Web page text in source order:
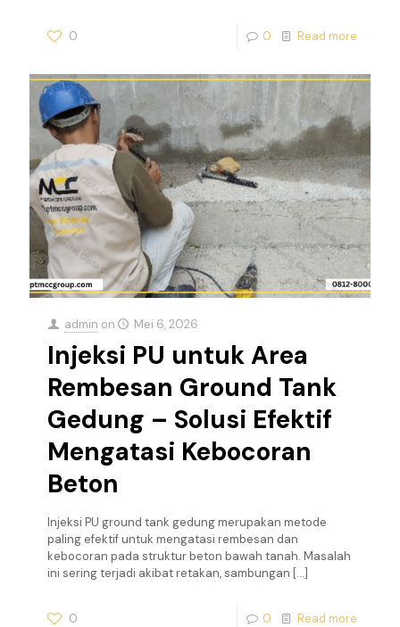
0 0 Read more
admin on Mei 6, 2026
Injeksi PU untuk Area
Rembesan Ground Tank
Gedung – Solusi Efektif
Mengatasi Kebocoran
Beton
Injeksi PU ground tank gedung merupakan metode
paling efektif untuk mengatasi rembesan dan
kebocoran pada struktur beton bawah tanah. Masalah
ini sering terjadi akibat retakan, sambungan […]
0 0 Read more